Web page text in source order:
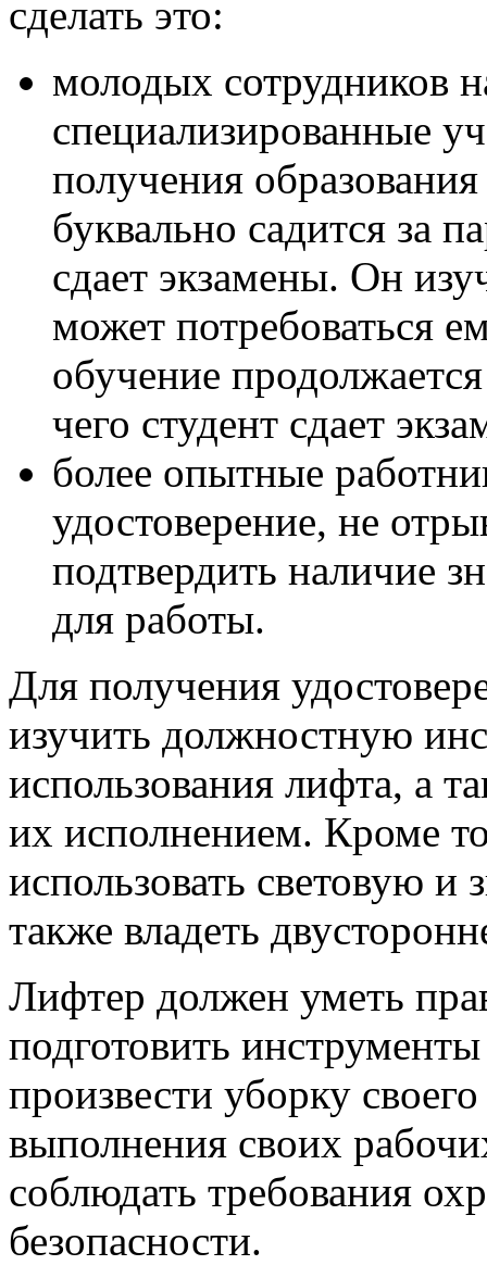
сделать это:
молодых сотрудников
специализированные
получения
буквально садится за
сдает экзамены. Он
может потребоваться
обучение
чего студент сдает
более опытные
удостоверение, не
подтвердить наличие
для работы.
Для получения
изучить должностную
использования лифта, а
их исполнением. Кроме
использовать световую и
также владеть
Лифтер должен уметь
подготовить
произвести уборку
выполнения своих
соблюдать требования
безопасности.